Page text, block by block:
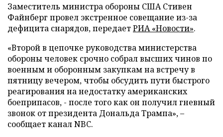
Заместитель министра обороны США Стивен
Файнберг провел экстренное совещание из-за
дефицита снарядов, передаетРИА «Новости».
«Второй в цепочке руководства министерства
обороны человек срочно собрал высших чинов по
военным и оборонным закупкам на встречу в
пятницу вечером, чтобы обсудить пути быстрого
реагирования на недостатку американских
боеприпасов, - после того как он получил гневный
звонок от президента Дональда Трампа», –
сообщает канал NBC.